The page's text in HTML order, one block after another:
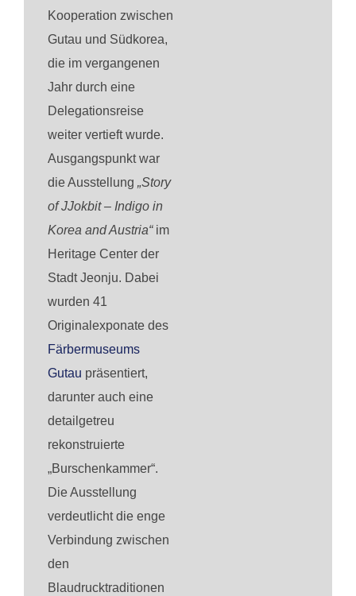
Kooperation zwischen
Gutau und Südkorea,
die im vergangenen
Jahr durch eine
Delegationsreise
weiter vertieft wurde.
Ausgangspunkt war
die Ausstellung „Story
of JJokbit – Indigo in
Korea and Austria“im
Heritage Center der
Stadt Jeonju. Dabei
wurden 41
Originalexponate des
Färbermuseums
Gutau präsentiert,
darunter auch eine
detailgetreu
rekonstruierte
„Burschenkammer“.
Die Ausstellung
verdeutlicht die enge
Verbindung zwischen
den
Blaudrucktraditionen